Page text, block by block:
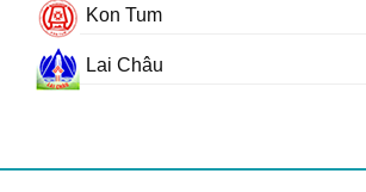
Kon Tum
Lai Châu